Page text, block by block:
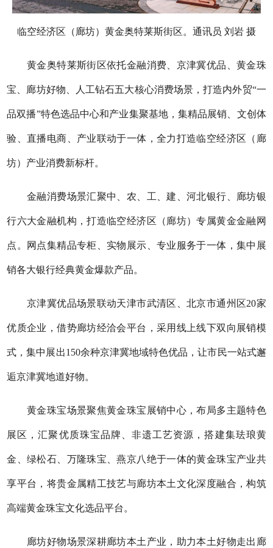
临空经济区（廊坊）黄金奥特莱斯街区。通讯员 刘岩 摄
黄金奥特莱斯街区依托金融消费、京津冀优品、黄金珠
宝、廊坊好物、人工钻石五大核心消费场景，打造内外贸“一
品双播”特色选品中心和产业集聚基地，集精品展销、文创体
验、直播电商、产业联动于一体，全力打造临空经济区（廊
坊）产业消费新标杆。
金融消费场景汇聚中、农、工、建、河北银行、廊坊银
行六大金融机构，打造临空经济区（廊坊）专属黄金金融网
点。网点集精品专柜、实物展示、专业服务于一体，集中展
销各大银行经典黄金爆款产品。
京津冀优品场景联动天津市武清区、北京市通州区20家
优质企业，借势廊坊经洽会平台，采用线上线下双向展销模
式，集中展出150余种京津冀地域特色优品，让市民一站式邂
逅京津冀地道好物。
黄金珠宝场景聚焦黄金珠宝展销中心，布局多主题特色
展区，汇聚优质珠宝品牌、非遗工艺资源，搭建集珐琅黄
金、绿松石、万隆珠宝、燕京八绝于一体的黄金珠宝产业共
享平台，将贵金属精工技艺与廊坊本土文化深度融合，构筑
高端黄金珠宝文化选品平台。
廊坊好物场景深耕廊坊本土产业，助力本土好物走出廊